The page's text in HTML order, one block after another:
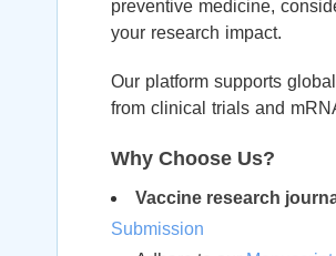
preventive medicine,
your research impact.
Our platform supports
from clinical trials and
Why Choose Us?
Vaccine research
Submission